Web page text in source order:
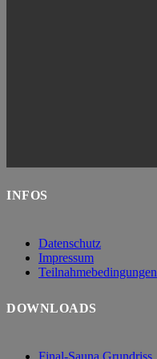
INFOS
Datenschutz
Impressum
Teilnahmebedingungen
DOWNLOADS
Final-Sauna Grundriss